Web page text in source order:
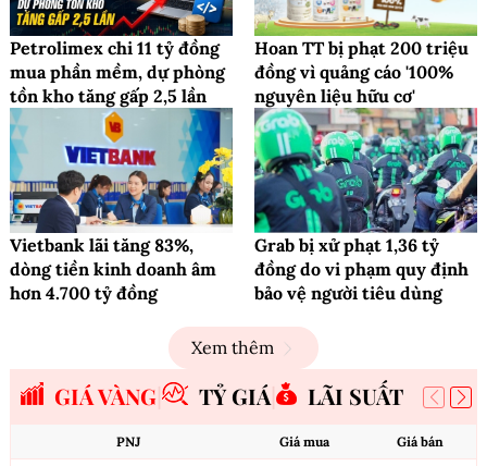
Petrolimex chi 11 tỷ đồng
mua phần mềm, dự phòng
tồn kho tăng gấp 2,5 lần
Hoan TT bị phạt 200 triệu
đồng vì quảng cáo '100%
nguyên liệu hữu cơ'
Vietbank lãi tăng 83%,
dòng tiền kinh doanh âm
hơn 4.700 tỷ đồng
Grab bị xử phạt 1,36 tỷ
đồng do vi phạm quy định
bảo vệ người tiêu dùng
Xem thêm
GIÁ VÀNG TỶ GIÁ LÃI SUẤT
PNJ Giá mua Giá bán